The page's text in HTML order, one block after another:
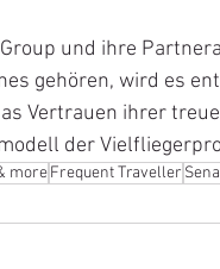
und ihre
gehören, wird es
Vertrauen ihrer
der
moreFrequent Traveller